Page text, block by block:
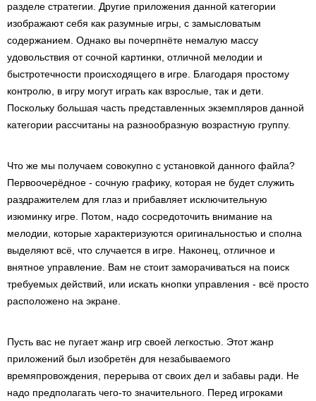
разделе стратегии. Другие приложения данной категории
изображают себя как разумные игры, с замысловатым
содержанием. Однако вы почерпнёте немалую массу
удовольствия от сочной картинки, отличной мелодии и
быстротечности происходящего в игре. Благодаря простому
контролю, в игру могут играть как взрослые, так и дети.
Поскольку большая часть представленных экземпляров данной
категории рассчитаны на разнообразную возрастную группу.
Что же мы получаем совокупно с установкой данного файла?
Первоочерёдное - сочную графику, которая не будет служить
раздражителем для глаз и прибавляет исключительную
изюминку игре. Потом, надо сосредоточить внимание на
мелодии, которые характеризуются оригинальностью и сполна
выделяют всё, что случается в игре. Наконец, отличное и
внятное управление. Вам не стоит заморачиваться на поиск
требуемых действий, или искать кнопки управления - всё просто
расположено на экране.
Пусть вас не пугает жанр игр своей легкостью. Этот жанр
приложений был изобретён для незабываемого
времяпровождения, перерыва от своих дел и забавы ради. Не
надо предполагать чего-то значительного. Перед игроками